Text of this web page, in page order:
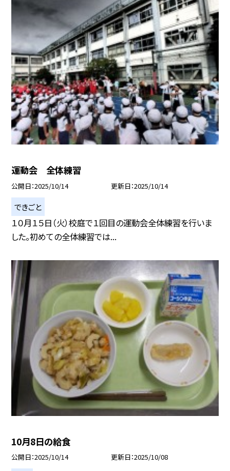
運動会 全体練習
公開日 2025/10/14 更新日 2025/10/14
できごと
１０月１５日（火）校庭で１回目の運動会全体練習を行いま
した。初めての全体練習では...
10月8日の給食
公開日 2025/10/14 更新日 2025/10/08